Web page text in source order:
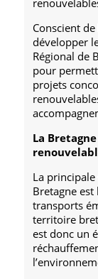
Conscient
développer
Régional de
pour
projets
La
La principale
Bretagne est
transports
territoire
est donc un